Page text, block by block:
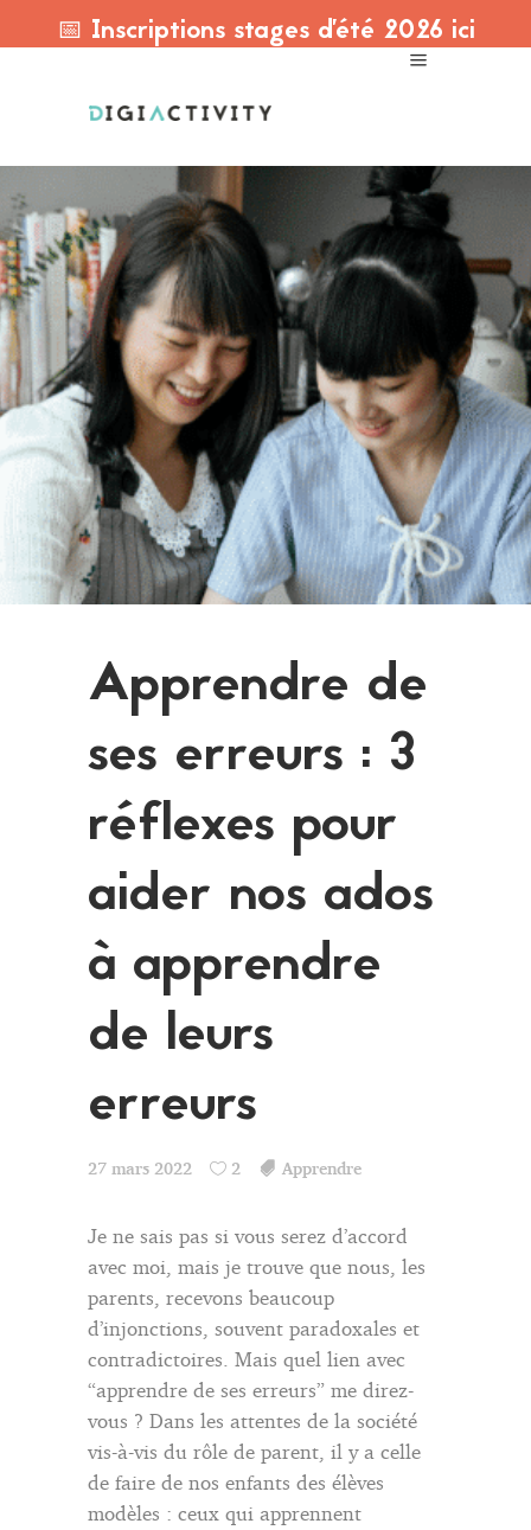
📅 Inscriptions stages d'été 2026 ici
Apprendre de
ses erreurs : 3
réflexes pour
aider nos ados
à apprendre
de leurs
erreurs
27 mars 2022 2 Apprendre
Je ne sais pas si vous serez d’accord
avec moi, mais je trouve que nous, les
parents, recevons beaucoup
d’injonctions, souvent paradoxales et
contradictoires. Mais quel lien avec
“apprendre de ses erreurs” me direz-
vous ? Dans les attentes de la société
vis-à-vis du rôle de parent, il y a celle
de faire de nos enfants des élèves
modèles : ceux qui apprennent